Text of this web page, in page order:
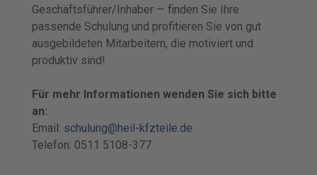
Geschäftsführer/Inhaber — finden Sie Ihre
passende Schulung und profitieren Sie von gut
ausgebildeten Mitarbeitern, die motiviert und
produktiv sind!
Für mehr Informationen wenden Sie sich bitte
an:
Email: schulung@heil-kfzteile.de
Telefon: 0511 5108-377